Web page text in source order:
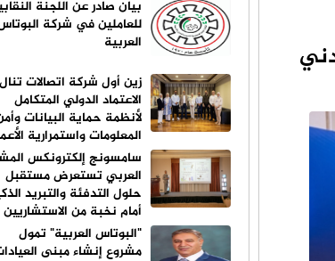
بيان صادر عن اللجنة
للعاملين في شركة
العربية
زين أول شركة اتصالات تنال
الاعتماد الدولي المتكامل
لأنظمة حماية البيانات
المعلومات واستمرارية
سامسونج إلكترونكس
العربي تستعرض مستقبل
حلول التدفئة والتبريد
أمام نخبة من الاستشاريين
والمهندسين
"البوتاس العربية" تمول
مشروع إنشاء مبنى